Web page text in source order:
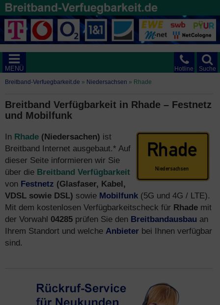
Suche
Hotline
MENÜ
Breitband-Verfuegbarkeit.de » Niedersachsen » Rhade
Breitband Verfügbarkeit in Rhade – Festnetz
und Mobilfunk
In Rhade (Niedersachen) ist
Breitband Internet ausgebaut.* Auf
dieser Seite informieren wir Sie
über die Breitband Verfügbarkeit
von Festnetz (Glasfaser, Kabel,
VDSL sowie DSL) sowie Mobilfunk (5G und 4G / LTE).
Mit dem kostenlosen Verfügbarkeitscheck für Rhade mit
der Vorwahl 04285 prüfen Sie den Breitbandausbau an
Ihrem Standort und welche Anbieter bei Ihnen verfügbar
sind.